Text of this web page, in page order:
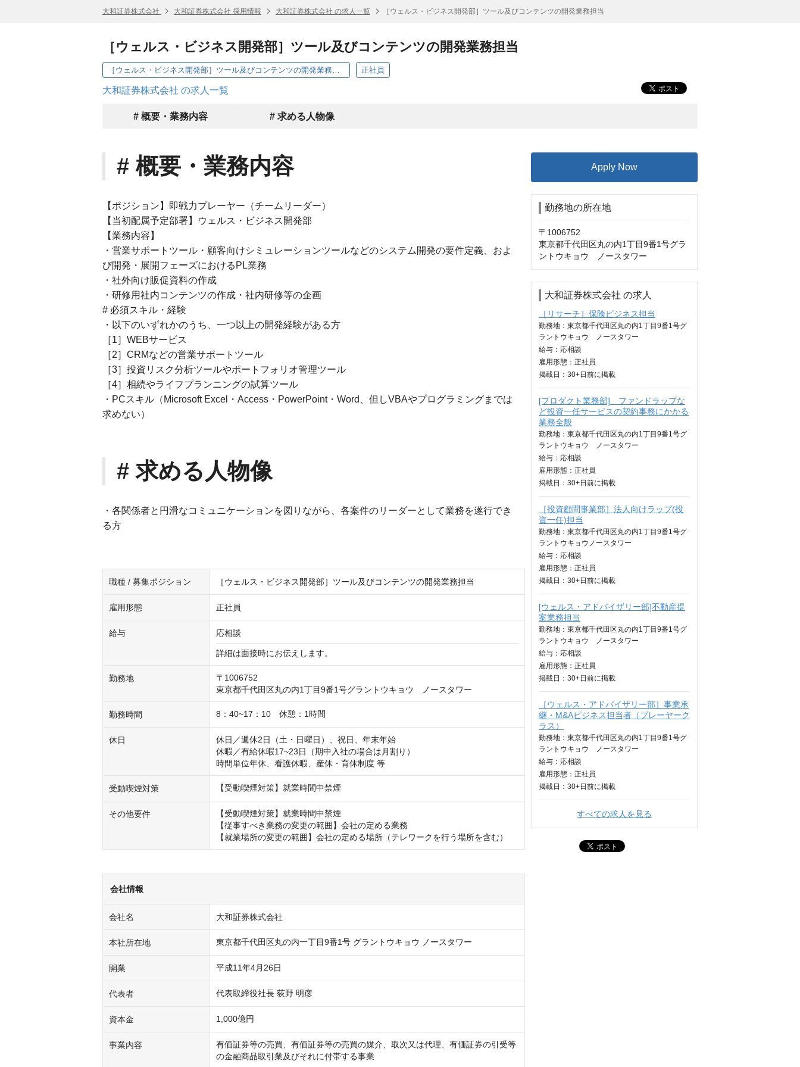
大和証券株式会社 大和証券株式会社 採用情報 大和証券株式会社 の求人一覧 ［ウェルス・ビジネス開発部］ツール及びコンテンツの開発業務担当
［ウェルス・ビジネス開発部］ツール及びコンテンツの開発業務担当
［ウェルス・ビジネス開発部］ツール及びコンテンツの開発業務担当 正社員
大和証券株式会社 の求人一覧
# 概要・業務内容 # 求める人物像
# 概要・業務内容
【ポジション】即戦力プレーヤー（チームリーダー）
【当初配属予定部署】ウェルス・ビジネス開発部
【業務内容】
・営業サポートツール・顧客向けシミュレーションツールなどのシステム開発の要件定義、およ
び開発・展開フェーズにおけるPL業務
・社外向け販促資料の作成
・研修用社内コンテンツの作成・社内研修等の企画
# 必須スキル・経験
・以下のいずれかのうち、一つ以上の開発経験がある方
［1］WEBサービス
［2］CRMなどの営業サポートツール
［3］投資リスク分析ツールやポートフォリオ管理ツール
［4］相続やライフプランニングの試算ツール
・PCスキル（Microsoft Excel・Access・PowerPoint・Word、但しVBAやプログラミングまでは
求めない）
# 求める人物像
・各関係者と円滑なコミュニケーションを図りながら、各案件のリーダーとして業務を遂行でき
る方
職種 / 募集ポジション ［ウェルス・ビジネス開発部］ツール及びコンテンツの開発業務担当
雇用形態 正社員
給与 応相談
詳細は面接時にお伝えします。
勤務地
〒1006752
東京都千代田区丸の内1丁目9番1号グラントウキョウ　ノースタワー
勤務時間 8：40~17：10　休憩：1時間
休日
休日／週休2日（土・日曜日）、祝日、年末年始
休暇／有給休暇17~23日（期中入社の場合は月割り）
時間単位年休、看護休暇、産休・育休制度 等
受動喫煙対策 【受動喫煙対策】就業時間中禁煙
その他要件
【受動喫煙対策】就業時間中禁煙
【従事すべき業務の変更の範囲】会社の定める業務
【就業場所の変更の範囲】会社の定める場所（テレワークを行う場所を含む）
会社情報
会社名 大和証券株式会社
本社所在地 東京都千代田区丸の内一丁目9番1号 グラントウキョウ ノースタワー
開業 平成11年4月26日
代表者 代表取締役社長 荻野 明彦
資本金 1,000億円
事業内容
有価証券等の売買、有価証券等の売買の媒介、取次又は代理、有価証券の引受等
の金融商品取引業及びそれに付帯する事業
Apply Now
勤務地の所在地
〒1006752
東京都千代田区丸の内1丁目9番1号グラ
ントウキョウ　ノースタワー
大和証券株式会社 の求人
［リサーチ］保険ビジネス担当
勤務地：東京都千代田区丸の内1丁目9番1号グ
ラントウキョウ ノースタワー
給与： 応相談
雇用形態：正社員
掲載日： 30+日 前に掲載
[プロダクト業務部] ファンドラップな
ど投資一任サービスの契約事務にかかる
業務全般
勤務地：東京都千代田区丸の内1丁目9番1号グ
ラントウキョウ ノースタワー
給与： 応相談
雇用形態：正社員
掲載日： 30+日 前に掲載
［投資顧問事業部］法人向けラップ(投
資一任)担当
勤務地：東京都千代田区丸の内1丁目9番1号グ
ラントウキョウノースタワー
給与： 応相談
雇用形態：正社員
掲載日： 30+日 前に掲載
[ウェルス・アドバイザリー部]不動産提
案業務担当
勤務地：東京都千代田区丸の内1丁目9番1号グ
ラントウキョウ ノースタワー
給与： 応相談
雇用形態：正社員
掲載日： 30+日 前に掲載
［ウェルス・アドバイザリー部］事業承
継・M&Aビジネス担当者（プレーヤーク
ラス）
勤務地：東京都千代田区丸の内1丁目9番1号グ
ラントウキョウ ノースタワー
給与： 応相談
雇用形態：正社員
掲載日： 30+日 前に掲載
すべての求人を見る